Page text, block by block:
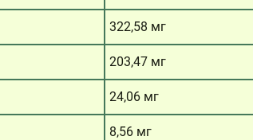
322,58 мг
203,47 мг
24,06 мг
8,56 мг